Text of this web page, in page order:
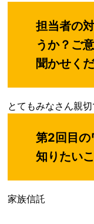
担当者の
うか？ご
聞かせく
とてもみなさん親
第2回目の
知りたい
家族信託